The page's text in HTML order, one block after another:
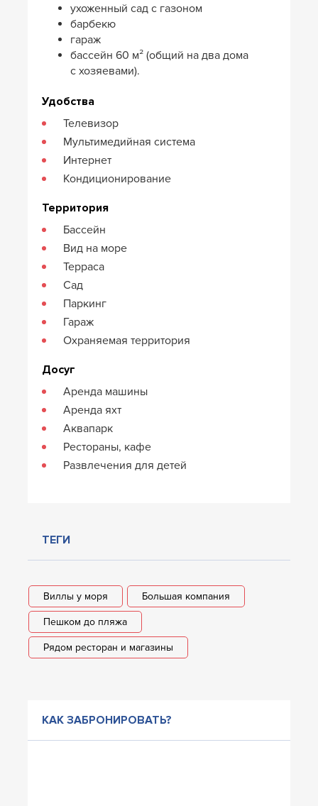
ухоженный сад с газоном
барбекю
гараж
бассейн 60 м² (общий на два дома
с хозяевами).
Удобства
Телевизор
Мультимедийная система
Интернет
Кондиционирование
Территория
Бассейн
Вид на море
Терраса
Сад
Паркинг
Гараж
Охраняемая территория
Досуг
Аренда машины
Аренда яхт
Аквапарк
Рестораны, кафе
Развлечения для детей
ТЕГИ
Виллы у моря Большая компания
Пешком до пляжа
Рядом ресторан и магазины
КАК ЗАБРОНИРОВАТЬ?